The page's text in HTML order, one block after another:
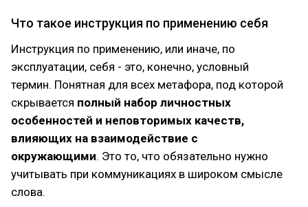
Что такое инструкция по применению себя
Инструкция по применению, или иначе, по
эксплуатации, себя - это, конечно, условный
термин. Понятная для всех метафора, под которой
скрывается полный набор личностных
особенностей и неповторимых качеств,
влияющих на взаимодействие с
окружающими. Это то, что обязательно нужно
учитывать при коммуникациях в широком смысле
слова.